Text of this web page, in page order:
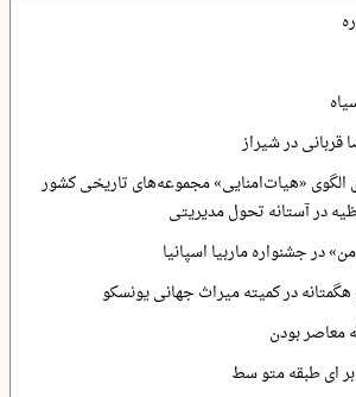
قربانی در شیراز
الگوی «هیات‌امنایی» مجموعه‌های تاریخی کشور
در آستانه تحول مدیریتی
در جشنواره ماربیا اسپانیا
در کمیته میراث جهانی یونسکو
معاصر بودن
بر ای طبقه متو سط